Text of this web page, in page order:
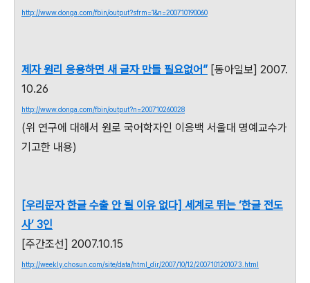
http://www.donga.com/fbin/output?sfrm=1&n=200710190060
제자 원리 응용하면 새 글자 만들 필요없어” [동아일보] 2007.
10.26
http://www.donga.com/fbin/output?n=200710260028
(위 연구에 대해서 원로 국어학자인 이응백 서울대 명예교수가
기고한 내용)
[우리문자 한글 수출 안 될 이유 없다] 세계로 뛰는 ‘한글 전도
사’ 3인
[주간조선] 2007.10.15
http://weekly.chosun.com/site/data/html_dir/2007/10/12/2007101201073.html